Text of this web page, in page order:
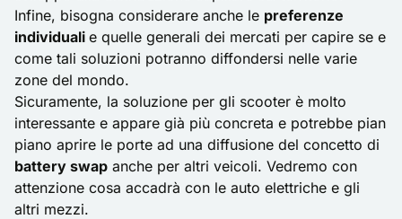
Infine, bisogna considerare anche le preferenze
individuali e quelle generali dei mercati per capire se e
come tali soluzioni potranno diffondersi nelle varie
zone del mondo.
Sicuramente, la soluzione per gli scooter è molto
interessante e appare già più concreta e potrebbe pian
piano aprire le porte ad una diffusione del concetto di
battery swap anche per altri veicoli. Vedremo con
attenzione cosa accadrà con le auto elettriche e gli
altri mezzi.